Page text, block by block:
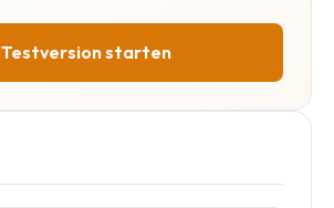
Testversion starten